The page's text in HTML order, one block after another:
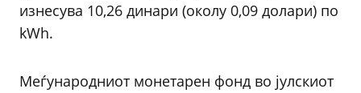
изнесува 10,26 динари (околу 0,09 долари) по
kWh.
Меѓународниот монетарен фонд во јулскиот